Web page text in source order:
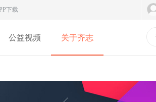
下载
公益视频 关于齐志